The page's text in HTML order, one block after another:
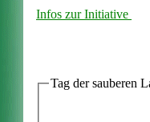
Infos zur Initiative
Tag der sauberen